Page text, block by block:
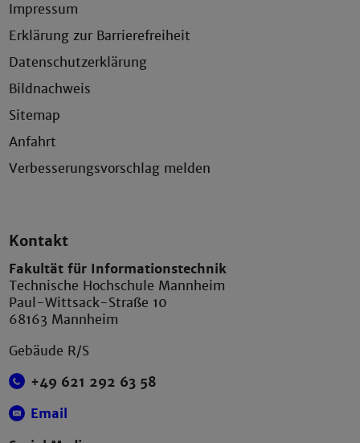
Impressum
Erklärung zur Barrierefreiheit
Datenschutzerklärung
Bildnachweis
Sitemap
Anfahrt
Verbesserungsvorschlag melden
Kontakt
Fakultät für Informationstechnik
Technische Hochschule Mannheim
Paul-Wittsack-Straße 10
68163 Mannheim
Gebäude R/S
+49 621 292 63 58
Email